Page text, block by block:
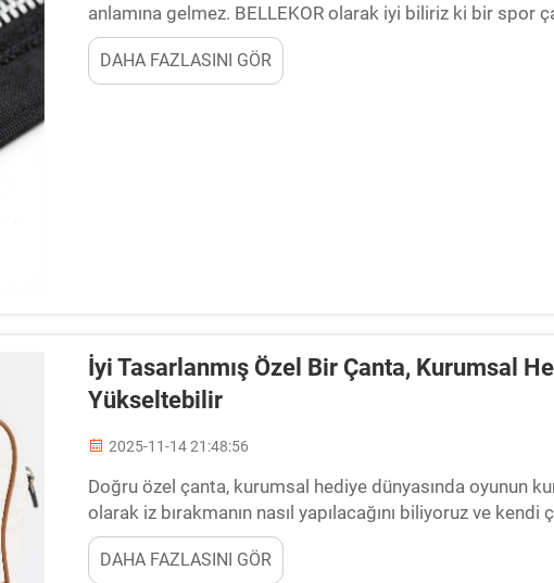
anlamına gelmez. BELLEKOR olarak iyi biliriz ki bir spor
DAHA FAZLASINI GÖR
İyi Tasarlanmış Özel Bir Çanta, Kurumsal
Yükseltebilir
2025-11-14 21:48:56
Doğru özel çanta, kurumsal hediye dünyasında oyunun
olarak iz bırakmanın nasıl yapılacağını biliyoruz ve kendi
hatırlanacağınızdan emin olabilirsiniz. Markanızın
DAHA FAZLASINI GÖR